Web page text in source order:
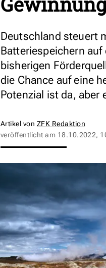
Deutschland steuert
Batteriespeichern
bisherigen
die Chance auf eine
Potenzial ist da, aber
Artikel von ZFK Redaktion
veröffentlicht am 18.10.2022,